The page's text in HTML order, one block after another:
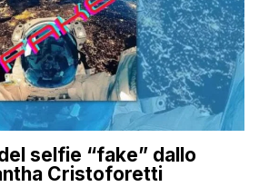
selfie “fake” dallo
Cristoforetti